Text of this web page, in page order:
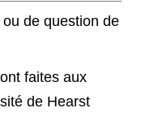
de question de
faites aux
de Hearst